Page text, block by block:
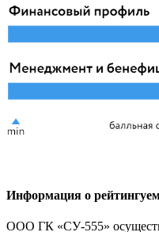
Информация о
ООО ГК «СУ-555»